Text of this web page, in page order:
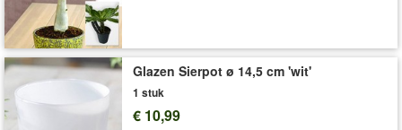
'Tillandsia'
Plant- en Verzorgingstips
Glazen Sierpot ø 14,5 cm 'wit'
1 stuk
€ 10,99